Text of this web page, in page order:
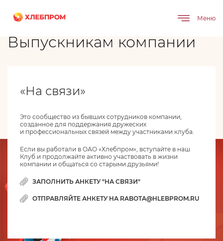
Меню
Главная Карьера Выпускникам компании
Выпускникам компании
«На связи»
Это сообщество из бывших сотрудников компании,
созданное для поддержания дружеских
и профессиональных связей между участниками клуба.
Если вы работали в ОАО «Хлебпром», вступайте в наш
Клуб и продолжайте активно участвовать в жизни
компании и общаться со старыми друзьями!
ЗАПОЛНИТЬ АНКЕТУ "НА СВЯЗИ"
ОТПРАВЛЯЙТЕ АНКЕТУ НА RABOTA@HLEBPROM.RU